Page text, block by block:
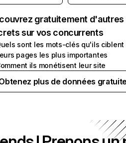
gratuitement d'autres
sur vos concurrents
sont les mots-clés qu'ils ciblent
pages les plus importantes
ils monétisent leur site
plus de données